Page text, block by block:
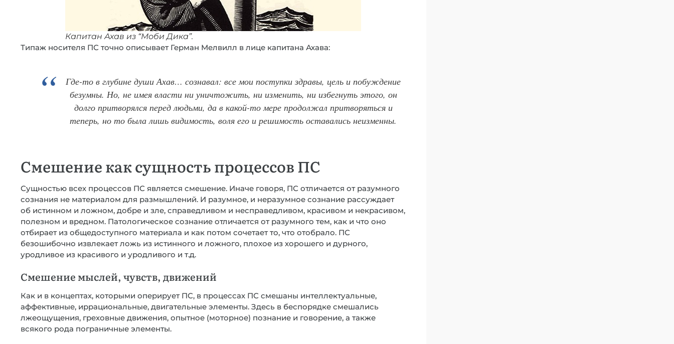
Капитан Ахав из “Моби Дика”.
Типаж носителя ПС точно описывает Герман Мелвилл в лице капитана Ахава:
Где-то в глубине души Ахав… сознавал: все мои поступки здравы, цель и побуждение
безумны. Но, не имея власти ни уничтожить, ни изменить, ни избегнуть этого, он
долго притворялся перед людьми, да в какой-то мере продолжал притворяться и
теперь, но то была лишь видимость, воля его и решимость оставались неизменны.
Смешение как сущность процессов ПС
Сущностью всех процессов ПС является смешение. Иначе говоря, ПС отличается от разумного
сознания не материалом для размышлений. И разумное, и неразумное сознание рассуждает
об истинном и ложном, добре и зле, справедливом и несправедливом, красивом и некрасивом,
полезном и вредном. Патологическое сознание отличается от разумного тем, как и что оно
отбирает из общедоступного материала и как потом сочетает то, что отобрало. ПС
безошибочно извлекает ложь из истинного и ложного, плохое из хорошего и дурного,
уродливое из красивого и уродливого и т.д.
Смешение мыслей, чувств, движений
Как и в концептах, которыми оперирует ПС, в процессах ПС смешаны интеллектуальные,
аффективные, иррациональные, двигательные элементы. Здесь в беспорядке смешались
лжеощущения, греховные движения, опытное (моторное) познание и говорение, а также
всякого рода пограничные элементы.